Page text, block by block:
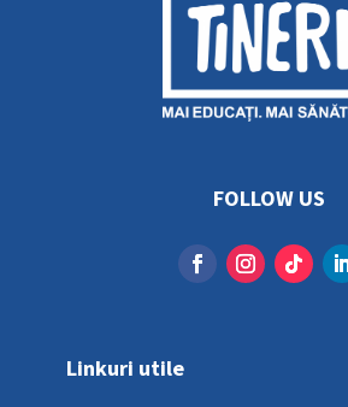
FOLLOW US
Linkuri utile